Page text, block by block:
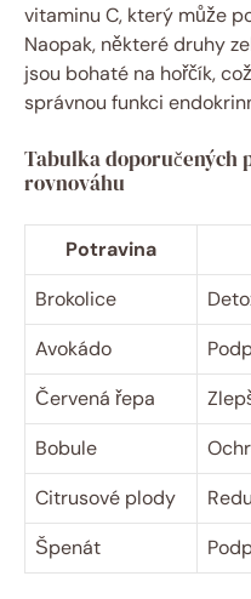
vitaminu C, který může
Naopak, některé druhy
jsou bohaté na hořčík,
správnou funkci
Tabulka
rovnováhu
Potravina
Brokolice
Avokádo
Červená řepa
Bobule
Citrusové plody
Špenát